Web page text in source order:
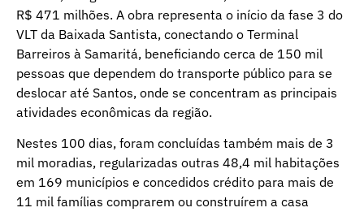
R$ 471 milhões. A obra representa o início da fase 3 do
VLT da Baixada Santista, conectando o Terminal
Barreiros à Samaritá, beneficiando cerca de 150 mil
pessoas que dependem do transporte público para se
deslocar até Santos, onde se concentram as principais
atividades econômicas da região.
Nestes 100 dias, foram concluídas também mais de 3
mil moradias, regularizadas outras 48,4 mil habitações
em 169 municípios e concedidos crédito para mais de
11 mil famílias comprarem ou construírem a casa